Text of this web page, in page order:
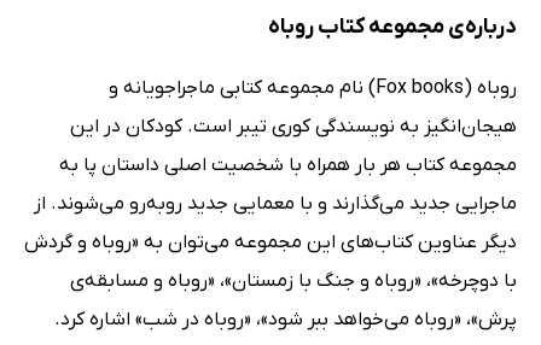
درباره‌ی مجموعه کتاب روباه
روباه (Fox books) نام مجموعه کتابی ماجراجویانه و
هیجان‌انگیز به نویسندگی کوری تیبر است. کودکان در این
مجموعه کتاب هر بار همراه با شخصیت اصلی داستان پا به
ماجرایی جدید می‌گذارند و با معمایی جدید روبه‌رو می‌شوند. از
دیگر عناوین کتاب‌های این مجموعه می‌توان به «روباه و گردش
با دوچرخه»، «روباه و جنگ با زمستان»، «روباه و مسابقه‌ی
پرش»، «روباه می‌خواهد ببر شود»، «روباه در شب» اشاره کرد.